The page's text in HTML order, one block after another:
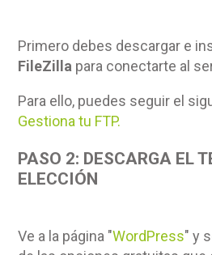
Primero debes descargar e
FileZilla para conectarte al
Para ello, puedes seguir el
Gestiona tu FTP.
PASO 2: DESCARGA EL
ELECCIÓN
Ve a la página "WordPress" y